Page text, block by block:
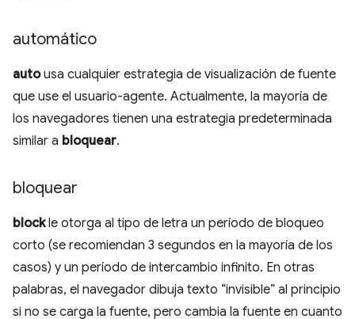
automático
autousa cualquier estrategia de visualización de fuente
que use el usuario-agente. Actualmente, la mayoría de
los navegadores tienen una estrategia predeterminada
similar a bloquear.
bloquear
blockle otorga al tipo de letra un período de bloqueo
corto (se recomiendan 3 segundos en la mayoría de los
casos) y un período de intercambio infinito. En otras
palabras, el navegador dibuja texto “invisible” al principio
si no se carga la fuente, pero cambia la fuente en cuanto